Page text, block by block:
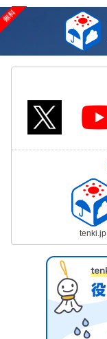
tenki.jp